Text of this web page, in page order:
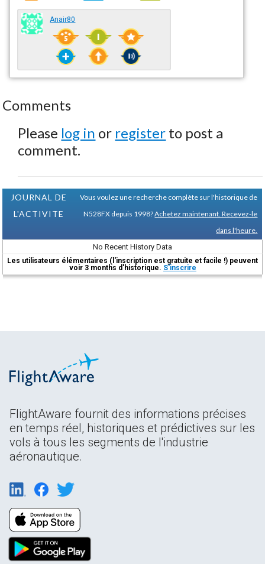
Anair80
Comments
Please log in or register to post a
comment.
JOURNAL DE
L'ACTIVITE
Vous voulez une recherche complète sur l'historique de
N528FX depuis 1998?Achetez maintenant. Recevez-le
dans l'heure.
No Recent History Data
Les utilisateurs élémentaires (l'inscription est gratuite et facile !) peuvent
voir 3 months d'historique. S'inscrire
FlightAware fournit des informations précises
en temps réel, historiques et prédictives sur les
vols à tous les segments de l'industrie
aéronautique.